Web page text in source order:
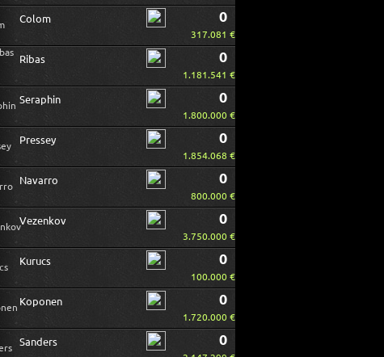
Colom 0
317.081 €
Ribas 0
1.181.541 €
Seraphin 0
1.800.000 €
Pressey 0
1.854.068 €
Navarro 0
800.000 €
Vezenkov 0
3.750.000 €
Kurucs 0
100.000 €
Koponen 0
1.720.000 €
Sanders 0